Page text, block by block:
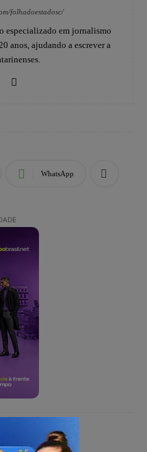
folhadoestadosc/
especializado em jornalismo
anos, ajudando a escrever a
WhatsApp